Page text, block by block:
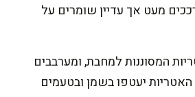
מעט אך עדיין שומרים על
המסוננות למחבת, ומערבבים
יעטפו בשמן ובטעמים